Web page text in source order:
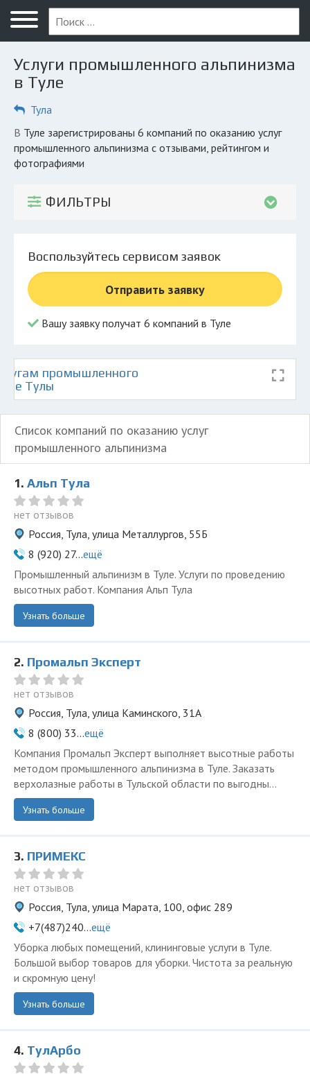
Меню
Главная
Вопрос юристу
Компании
КОМПАНИЯМ
© 2026 Все права защищены
Услуги промышленного альпинизма
в Туле
Тула
в Туле зарегистрированы 6 компаний по оказанию услуг
промышленного альпинизма с отзывами, рейтингом и
фотографиями
ФИЛЬТРЫ
Воспользуйтесь сервисом заявок
Отправить заявку
Вашу заявку получат 6 компаний в Туле
промышленного
Тулы
Список компаний по оказанию услуг
промышленного альпинизма
1. Альп Тула
нет отзывов
Россия, Тула, улица Металлургов, 55Б
8 (920) 27...ещё
Промышленный альпинизм в Туле. Услуги по проведению
высотных работ. Компания Альп Тула
Узнать больше
2. Промальп Эксперт
нет отзывов
Россия, Тула, улица Каминского, 31А
8 (800) 33...ещё
Компания Промальп Эксперт выполняет высотные работы
методом промышленного альпинизма в Туле. Заказать
верхолазные работы в Тульской области по выгодны...
Узнать больше
3. ПРИМЕКС
нет отзывов
Россия, Тула, улица Марата, 100, офис 289
+7(487)240...ещё
Уборка любых помещений, клининговые услуги в Туле.
Большой выбор товаров для уборки. Чистота за реальную
и скромную цену!
Узнать больше
4. ТулАрбо